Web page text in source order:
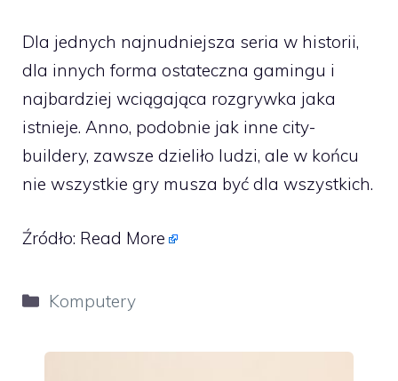
Dla jednych najnudniejsza seria w historii,
dla innych forma ostateczna gamingu i
najbardziej wciągająca rozgrywka jaka
istnieje. Anno, podobnie jak inne city-
buildery, zawsze dzieliło ludzi, ale w końcu
nie wszystkie gry musza być dla wszystkich.
Źródło: Read More
Kategorie
Komputery